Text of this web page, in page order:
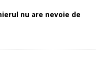
nu are nevoie de